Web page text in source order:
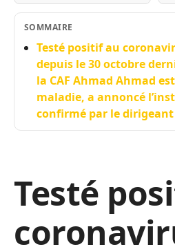
SOMMAIRE
Testé positif au
depuis le 30 octobre
la CAF Ahmad Ahmad
maladie, a annoncé
confirmé par le
Testé